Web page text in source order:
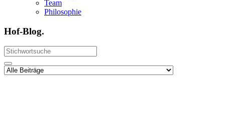
Team
Philosophie
Hof-Blog.